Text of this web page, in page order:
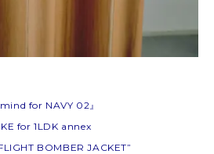
for NAVY 02』
for 1LDK annex
BOMBER JACKET”